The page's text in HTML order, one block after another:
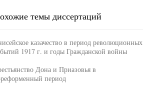
темы диссертаций
казачество в период революционных
1917 г. и годы Гражданской войны
Дона и Приазовья в
период